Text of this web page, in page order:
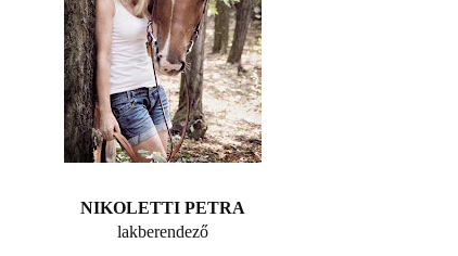
NIKOLETTI PETRA
lakberendező